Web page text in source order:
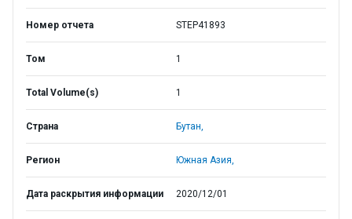
Номер отчета STEP41893
Том 1
Total Volume(s) 1
Страна Бутан,
Регион Южная Азия,
Дата раскрытия информации 2020/12/01